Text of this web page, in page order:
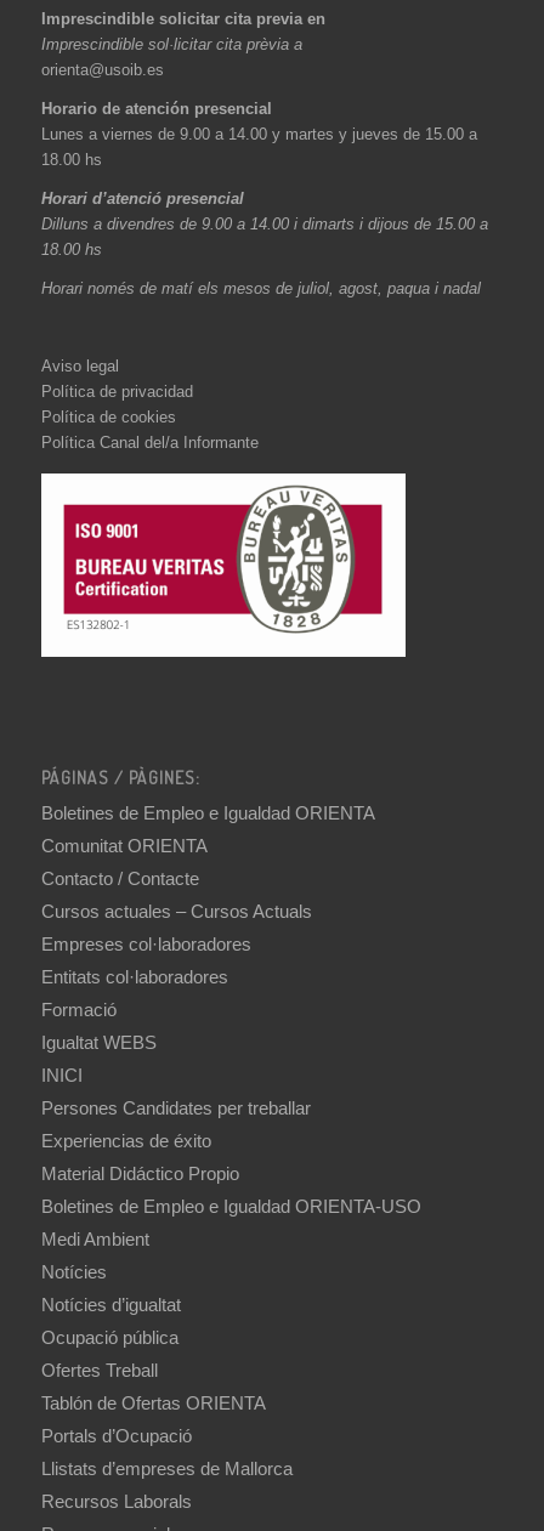
Imprescindible solicitar cita previa en
Imprescindible sol·licitar cita prèvia a
orienta@usoib.es
Horario de atención presencial
Lunes a viernes de 9.00 a 14.00 y martes y jueves de 15.00 a
18.00 hs
Horari d’atenció presencial
Dilluns a divendres de 9.00 a 14.00 i dimarts i dijous de 15.00 a
18.00 hs
Horari només de matí els mesos de juliol, agost, paqua i nadal
Aviso legal
Política de privacidad
Política de cookies
Política Canal del/a Informante
PÁGINAS / PÀGINES:
Boletines de Empleo e Igualdad ORIENTA
Comunitat ORIENTA
Contacto / Contacte
Cursos actuales – Cursos Actuals
Empreses col·laboradores
Entitats col·laboradores
Formació
Igualtat WEBS
INICI
Persones Candidates per treballar
Experiencias de éxito
Material Didáctico Propio
Boletines de Empleo e Igualdad ORIENTA-USO
Medi Ambient
Notícies
Notícies d’igualtat
Ocupació pública
Ofertes Treball
Tablón de Ofertas ORIENTA
Portals d’Ocupació
Llistats d’empreses de Mallorca
Recursos Laborals